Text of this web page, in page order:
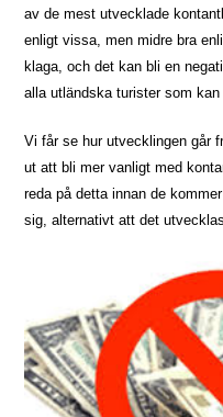
av de mest utvecklade
enligt vissa, men midre bra
klaga, och det kan bli en
alla utländska turister som
Vi får se hur utvecklingen går
ut att bli mer vanligt med
reda på detta innan de
sig, alternativt att det